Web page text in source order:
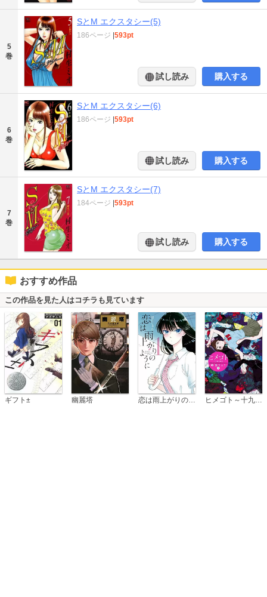
5
巻
SとM エクスタシー(5)
186ページ |593pt
試し読み 購入する
6
巻
SとM エクスタシー(6)
186ページ |593pt
試し読み 購入する
7
巻
SとM エクスタシー(7)
184ページ |593pt
試し読み 購入する
おすすめ作品
この作品を見た人はコチラも見ています
ギフト± 幽麗塔 ヒメゴト～十九歳の制服～